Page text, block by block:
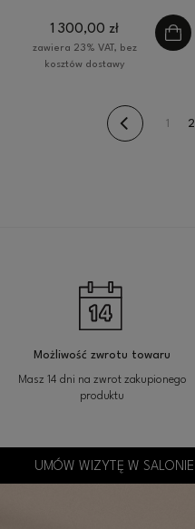
falowany 17x 16 cm ciemny
blond
1 300,00 zł
zawiera 23% VAT, bez
kosztów dostawy
1 2
Możliwość zwrotu towaru
Masz 14 dni na zwrot zakupionego
produktu
UMÓW WIZYTĘ W SALONIE